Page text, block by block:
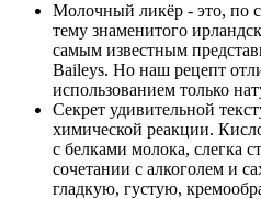
Молочный ликёр - это, по
тему знаменитого
самым известным
Baileys. Но наш рецепт
использованием только
Секрет удивительной
химической реакции.
с белками молока, слегка
сочетании с алкоголем и
гладкую, густую,